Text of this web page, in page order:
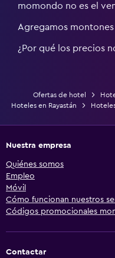
momondo no es el
Agregamos
¿Por qué los precios
Ofertas de hotel
Hoteles en Rayastán
Nuestra empresa
Quiénes somos
Empleo
Móvil
Cómo funcionan nuestros
Códigos promocionales
Contactar